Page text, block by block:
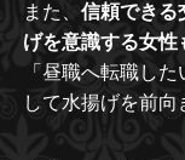
また、 信頼できる
げを意識する女性
「昼職へ転職し
して水揚げを前向